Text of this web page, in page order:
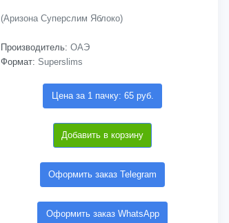
(Аризона Суперслим Яблоко)
Производитель: ОАЭ
Формат: Superslims
Цена за 1 пачку: 65 руб.
Добавить в корзину
Оформить заказ Telegram
Оформить заказ WhatsApp